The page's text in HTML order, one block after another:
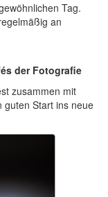
Tag.
an
der Fotografie
zusammen mit
guten Start ins neue